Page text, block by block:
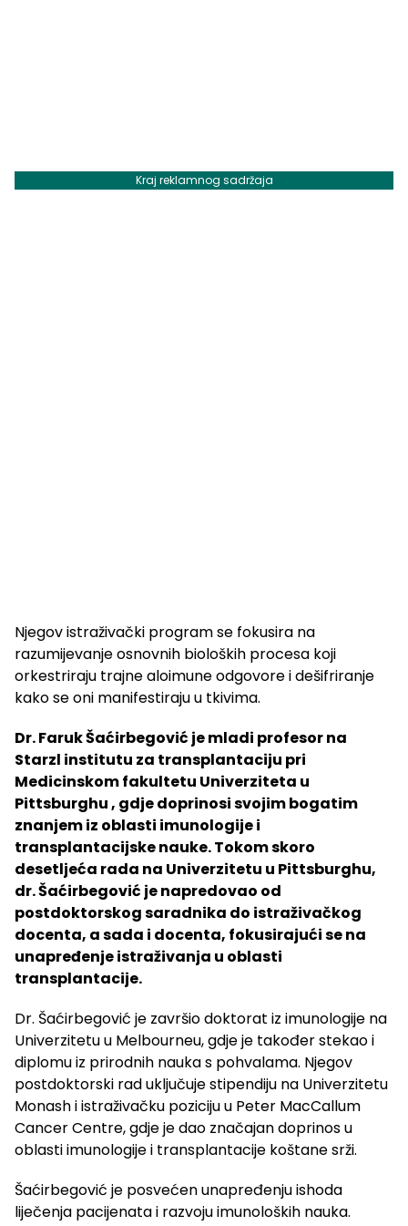
Kraj reklamnog sadržaja
Njegov istraživački program se fokusira na
razumijevanje osnovnih bioloških procesa koji
orkestriraju trajne aloimune odgovore i dešifriranje
kako se oni manifestiraju u tkivima.
Dr. Faruk Šaćirbegović je mladi profesor na
Starzl institutu za transplantaciju pri
Medicinskom fakultetu Univerziteta u
Pittsburghu , gdje doprinosi svojim bogatim
znanjem iz oblasti imunologije i
transplantacijske nauke. Tokom skoro
desetljeća rada na Univerzitetu u Pittsburghu,
dr. Šaćirbegović je napredovao od
postdoktorskog saradnika do istraživačkog
docenta, a sada i docenta, fokusirajući se na
unapređenje istraživanja u oblasti
transplantacije.
Dr. Šaćirbegović je završio doktorat iz imunologije na
Univerzitetu u Melbourneu, gdje je također stekao i
diplomu iz prirodnih nauka s pohvalama. Njegov
postdoktorski rad uključuje stipendiju na Univerzitetu
Monash i istraživačku poziciju u Peter MacCallum
Cancer Centre, gdje je dao značajan doprinos u
oblasti imunologije i transplantacije koštane srži.
Šaćirbegović je posvećen unapređenju ishoda
liječenja pacijenata i razvoju imunoloških nauka.